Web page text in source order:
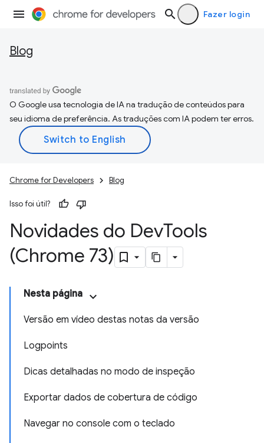
Fazer login
Blog
O Google usa tecnologia de IA na tradução de conteúdos para
seu idioma de preferência. As traduções com IA podem ter erros.
Chrome for Developers Blog
Isso foi útil?
Novidades do DevTools
(Chrome 73)
Nesta página
Versão em vídeo destas notas da versão
Logpoints
Dicas detalhadas no modo de inspeção
Exportar dados de cobertura de código
Navegar no console com o teclado